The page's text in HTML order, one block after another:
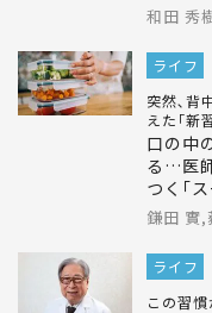
和田 秀
ライフ
突然､背
えた｢新
口の中
る…医
つく｢
鎌田 實,
ライフ
この習